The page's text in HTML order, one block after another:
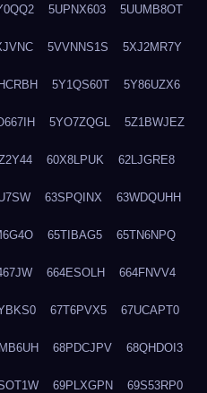
5UPNX603 5UUMB8OT
5VVNNS1S 5XJ2MR7Y
5Y1QS60T 5Y86UZX6
5YO7ZQGL 5Z1BWJEZ
60X8LPUK 62LJGRE8
63SPQINX 63WDQUHH
65TIBAG5 65TN6NPQ
664ESOLH 664FNVV4
67T6PVX5 67UCAPT0
68PDCJPV 68QHDOI3
69PLXGPN 69S53RP0